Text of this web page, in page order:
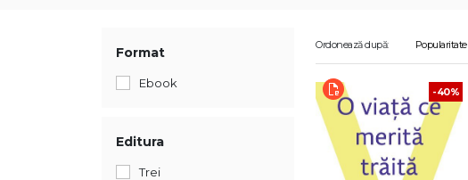
Format
Ebook
Editura
Trei
Ordonează după: Popularitate
-40%